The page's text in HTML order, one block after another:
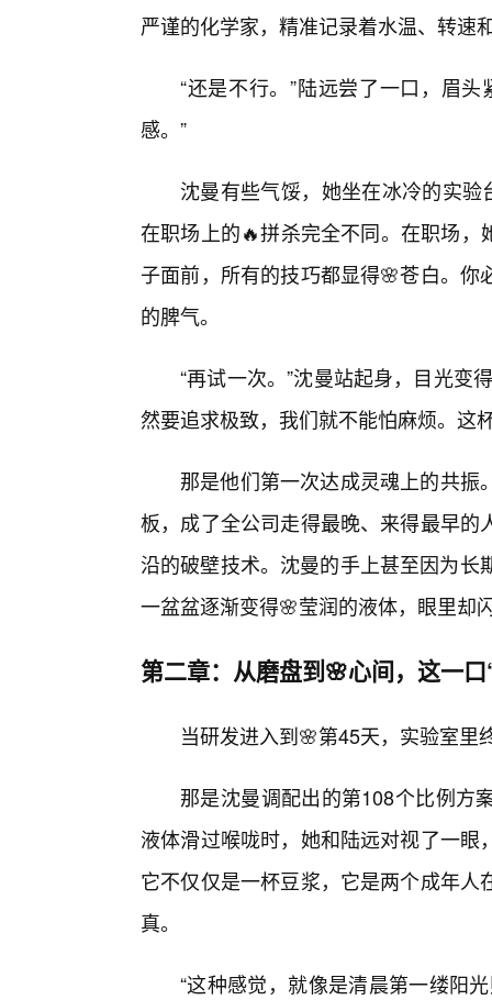
严谨的化学家，精准记录着水温、转速
“还是不行。”陆远尝了一口，眉
感。”
沈曼有些气馁，她坐在冰冷的实验
在职场上的🔥拼杀完全不同。在职场
子面前，所有的技巧都显得🌸苍白。
的脾气。
“再试一次。”沈曼站起身，目光变
然要追求极致，我们就不能怕麻烦。这
那是他们第一次达成灵魂上的共
板，成了全公司走得最晚、来得最早
沿的破壁技术。沈曼的手上甚至因为
一盆盆逐渐变得🌸莹润的液体，眼里却
第二章：从磨盘到🌸心间，这一
当研发进入到🌸第45天，实验室里
那是沈曼调配出的第108个比例方
液体滑过喉咙时，她和陆远对视了一
它不仅仅是一杯豆浆，它是两个成年
真。
“这种感觉，就像是清晨第一缕阳